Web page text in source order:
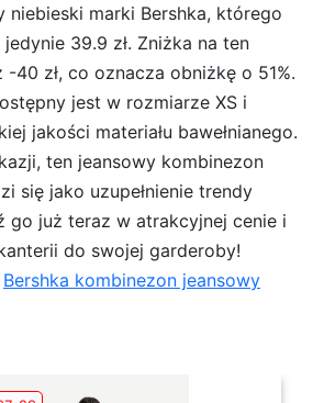
niebieski marki Bershka, którego
39.9 zł. Zniżka na ten
40 zł, co oznacza obniżkę o 51%.
jest w rozmiarze XS i
jakości materiału bawełnianego.
ten jeansowy kombinezon
się jako uzupełnienie trendy
go już teraz w atrakcyjnej cenie i
do swojej garderoby!
Bershka kombinezon jeansowy